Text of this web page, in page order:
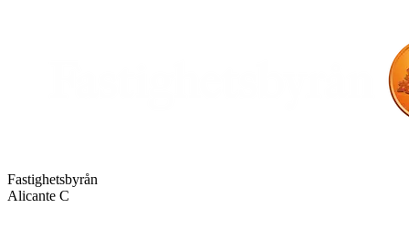
Fastighetsbyrån
Alicante C